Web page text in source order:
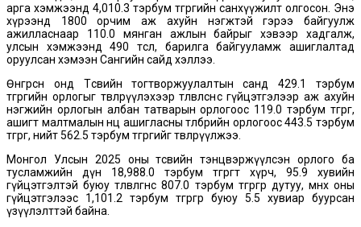
арга хэмжээнд 4,010.3 тэрбум төгрөгийн санхүүжилт олгосон. Энэ
хүрээнд 1800 орчим аж ахуйн нэгжтэй гэрээ байгуулж
ажилласнаар 110.0 мянган ажлын байрыг хэвээр хадгалж,
улсын хэмжээнд 490 төсөл, барилга байгууламж ашиглалтад
оруулсан хэмээн Сангийн сайд хэллээ.
Өнгөрсөн онд Төсвийн тогтворжуулалтын санд 429.1 тэрбум
төгрөгийн орлогыг төвлөрүүлэхээр төлөвлөснөөс гүйцэтгэлээр аж ахуйн
нэгжийн орлогын албан татварын орлогоос 119.0 тэрбум төгрөг,
ашигт малтмалын нөөц ашигласны төлбөрийн орлогоос 443.5 тэрбум
төгрөг, нийт 562.5 тэрбум төгрөгийг төвлөрүүлжээ.
Монгол Улсын 2025 оны төсвийн тэнцвэржүүлсэн орлого ба
тусламжийн дүн 18,988.0 тэрбум төгрөгт хүрч, 95.9 хувийн
гүйцэтгэлтэй буюу төлөвлөгөөнөөс 807.0 тэрбум төгрөгөөр дутуу, өмнөх оны
гүйцэтгэлээс 1,101.2 тэрбум төгрөгөөр буюу 5.5 хувиар буурсан
үзүүлэлттэй байна.